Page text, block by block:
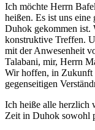
Ich möchte Herrn
heißen. Es ist uns eine
Duhok gekommen ist.
konstruktive Treffen.
mit der Anwesenheit
Talabani, mir, Herrn
Wir hoffen, in Zukunft
gegenseitigen
Ich heiße alle herzlich
Zeit in Duhok sowohl